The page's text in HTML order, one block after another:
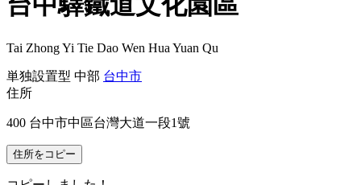
Tai Zhong Yi Tie Dao Wen Hua Yuan Qu
単独設置型 中部 台中市
住所
400 台中市中區台灣大道一段1號
住所をコピー